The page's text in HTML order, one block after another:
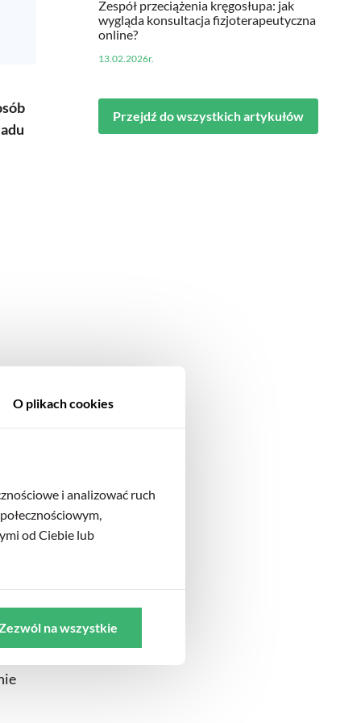
Zespół przeciążenia kręgosłupa: jak
wygląda konsultacja fizjoterapeutyczna
online?
13.02.2026r.
Przejdź do wszystkich artykułów
O plikach cookies
i analizować ruch
od Ciebie lub
na wszystkie